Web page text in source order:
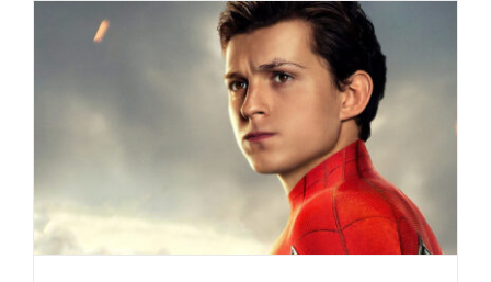
Stigla prva fotografija Toma Hollanda iz Spidermana 3
Zvezde